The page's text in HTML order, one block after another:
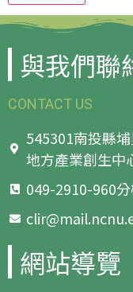
與我們聯
CONTACT US
545301南投縣
地方產業創生中
049-2910-960
網站導覽